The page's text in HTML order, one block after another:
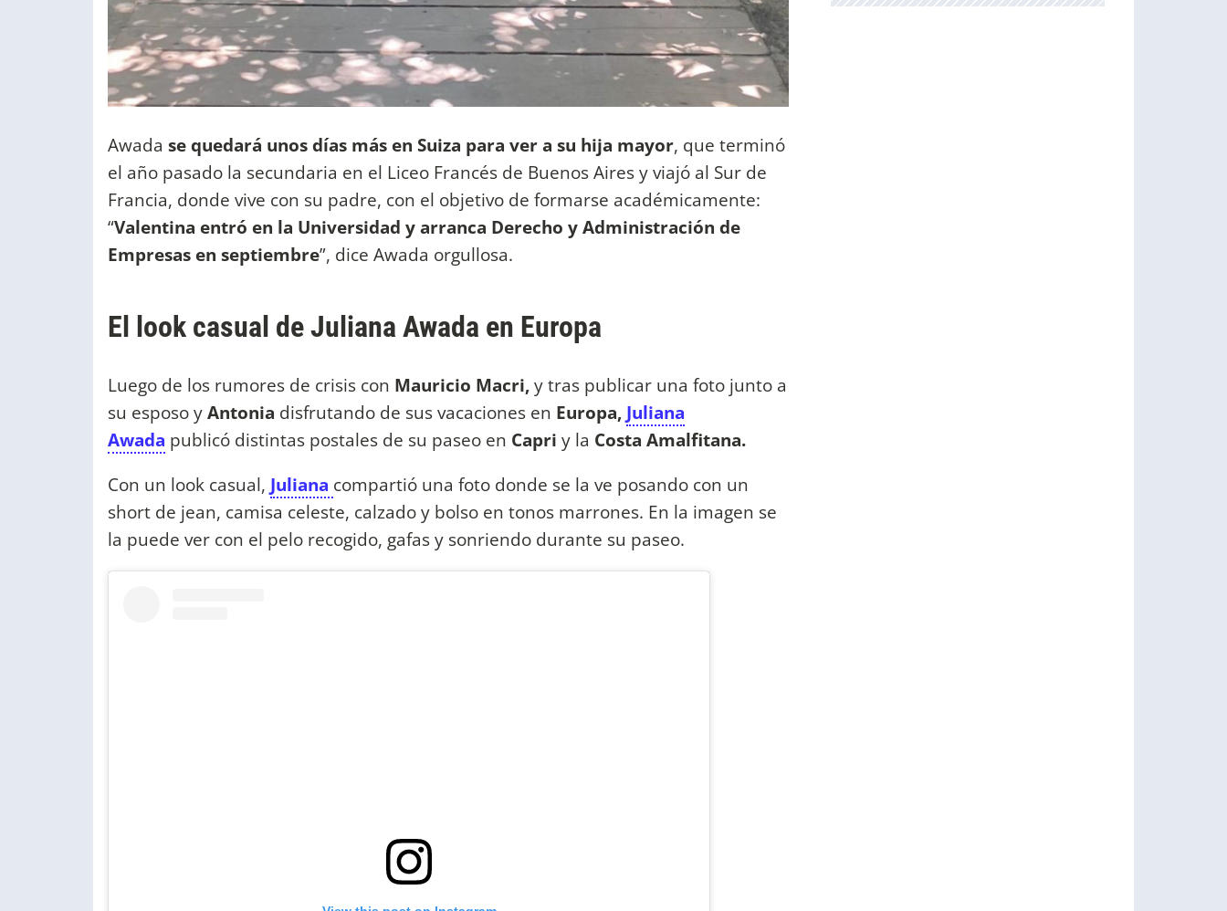
Awada se quedará unos días más en Suiza para ver a su hija mayor, que terminó
el año pasado la secundaria en el Liceo Francés de Buenos Aires y viajó al Sur de
Francia, donde vive con su padre, con el objetivo de formarse académicamente:
“Valentina entró en la Universidad y arranca Derecho y Administración de
Empresas en septiembre”, dice Awada orgullosa.
El look casual de Juliana Awada en Europa
Luego de los rumores de crisis con Mauricio Macri,y tras publicar una foto junto a
su esposo yAntonia disfrutando de sus vacaciones en Europa, Juliana
Awada publicó distintas postales de su paseo en Capri y la Costa Amalfitana.
Con un look casual, Juliana compartió una foto donde se la ve posando con un
short de jean, camisa celeste, calzado y bolso en tonos marrones. En la imagen se
la puede ver con el pelo recogido, gafas y sonriendo durante su paseo.